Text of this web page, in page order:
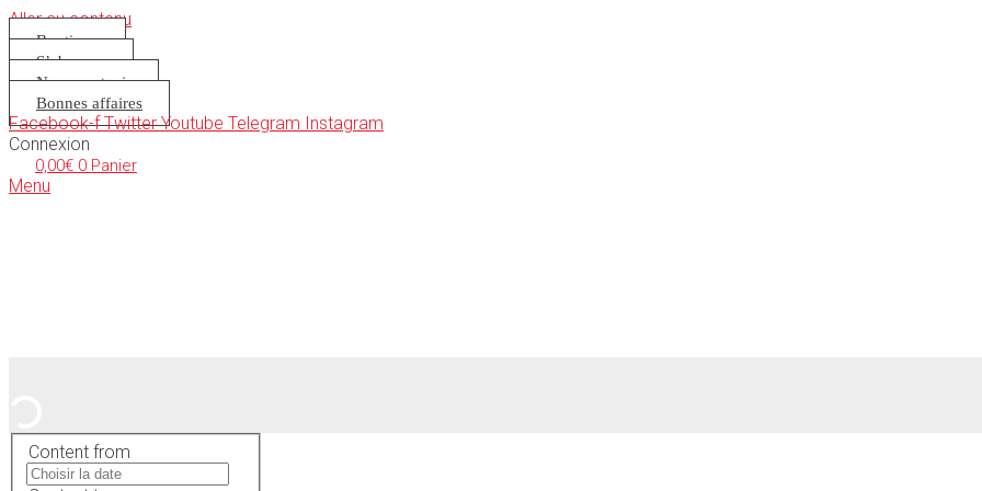
Aller au contenu
Boutique
S’abonner
Nous soutenir
Bonnes affaires
Facebook-f Twitter Youtube Telegram Instagram
Connexion
0,00€ 0 Panier
Menu
Content from